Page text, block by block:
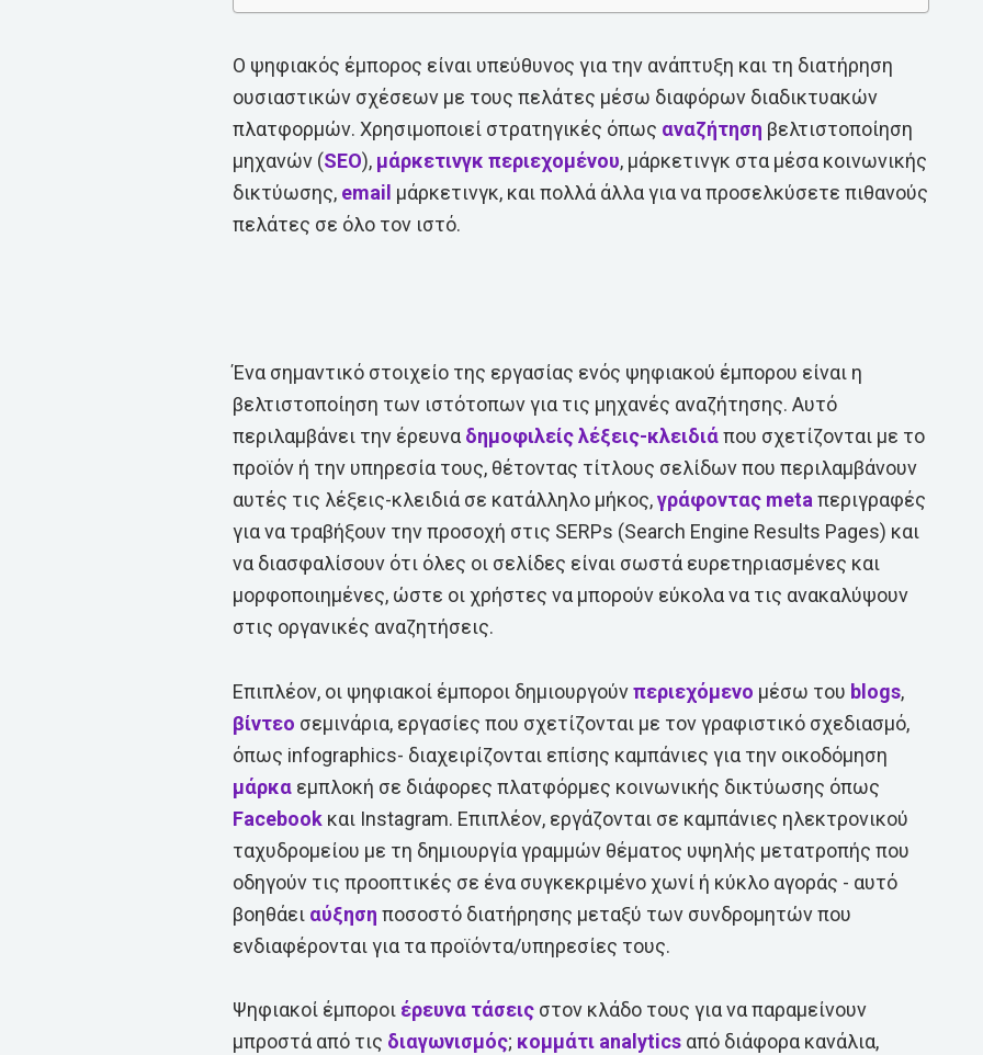
Ο ψηφιακός έμπορος είναι υπεύθυνος για την ανάπτυξη και τη διατήρηση
ουσιαστικών σχέσεων με τους πελάτες μέσω διαφόρων διαδικτυακών
πλατφορμών. Χρησιμοποιεί στρατηγικές όπως αναζήτηση βελτιστοποίηση
μηχανών (SEO), μάρκετινγκ περιεχομένου, μάρκετινγκ στα μέσα κοινωνικής
δικτύωσης, email μάρκετινγκ, και πολλά άλλα για να προσελκύσετε πιθανούς
πελάτες σε όλο τον ιστό.
Ένα σημαντικό στοιχείο της εργασίας ενός ψηφιακού έμπορου είναι η
βελτιστοποίηση των ιστότοπων για τις μηχανές αναζήτησης. Αυτό
περιλαμβάνει την έρευνα δημοφιλείς λέξεις-κλειδιάπου σχετίζονται με το
προϊόν ή την υπηρεσία τους, θέτοντας τίτλους σελίδων που περιλαμβάνουν
αυτές τις λέξεις-κλειδιά σε κατάλληλο μήκος,γράφοντας meta περιγραφές
για να τραβήξουν την προσοχή στις SERPs (Search Engine Results Pages) και
να διασφαλίσουν ότι όλες οι σελίδες είναι σωστά ευρετηριασμένες και
μορφοποιημένες, ώστε οι χρήστες να μπορούν εύκολα να τις ανακαλύψουν
στις οργανικές αναζητήσεις.
Επιπλέον, οι ψηφιακοί έμποροι δημιουργούνπεριεχόμενο μέσω του blogs,
βίντεο σεμινάρια, εργασίες που σχετίζονται με τον γραφιστικό σχεδιασμό,
όπως infographics- διαχειρίζονται επίσης καμπάνιες για την οικοδόμηση
μάρκα εμπλοκή σε διάφορες πλατφόρμες κοινωνικής δικτύωσης όπως
Facebook και Instagram. Επιπλέον, εργάζονται σε καμπάνιες ηλεκτρονικού
ταχυδρομείου με τη δημιουργία γραμμών θέματος υψηλής μετατροπής που
οδηγούν τις προοπτικές σε ένα συγκεκριμένο χωνί ή κύκλο αγοράς - αυτό
βοηθάει αύξηση ποσοστό διατήρησης μεταξύ των συνδρομητών που
ενδιαφέρονται για τα προϊόντα/υπηρεσίες τους.
Ψηφιακοί έμποροι έρευνα τάσεις στον κλάδο τους για να παραμείνουν
μπροστά από τις διαγωνισμός; κομμάτι analytics από διάφορα κανάλια,